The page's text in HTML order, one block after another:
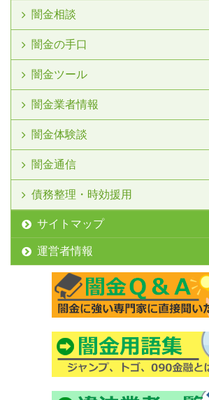
闇金相談
闇金の手口
闇金ツール
闇金業者情報
闇金体験談
闇金通信
債務整理・時効援用
サイトマップ
運営者情報